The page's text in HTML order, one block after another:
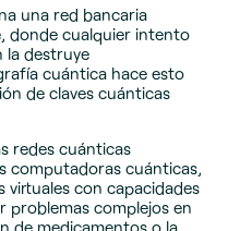
una red bancaria
donde cualquier intento
la destruye
cuántica hace esto
de claves cuánticas
redes cuánticas
computadoras cuánticas,
con capacidades
problemas complejos en
de medicamentos o la